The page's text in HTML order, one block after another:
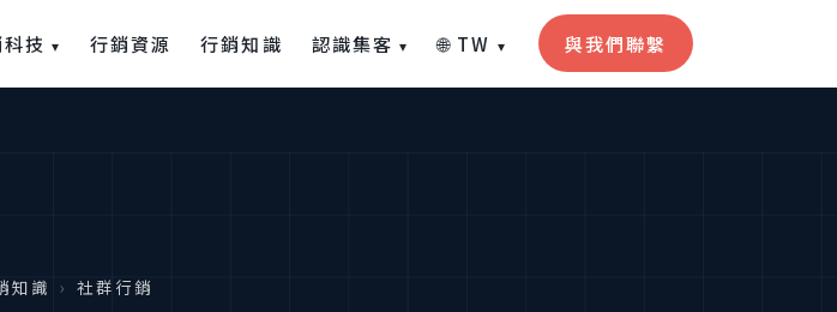
技 ▾ 行銷資源 行銷知識 認識集客 ▾ 🌐 TW ▾ 與我們聯繫
知識 › 社群行銷